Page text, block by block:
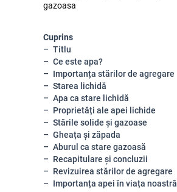
gazoasa
Cuprins
Titlu
Ce este apa?
Importanța stărilor de agregare
Starea lichidă
Apa ca stare lichidă
Proprietăți ale apei lichide
Stările solide și gazoase
Gheața și zăpada
Aburul ca stare gazoasă
Recapitulare și concluzii
Revizuirea stărilor de agregare
Importanța apei în viața noastră